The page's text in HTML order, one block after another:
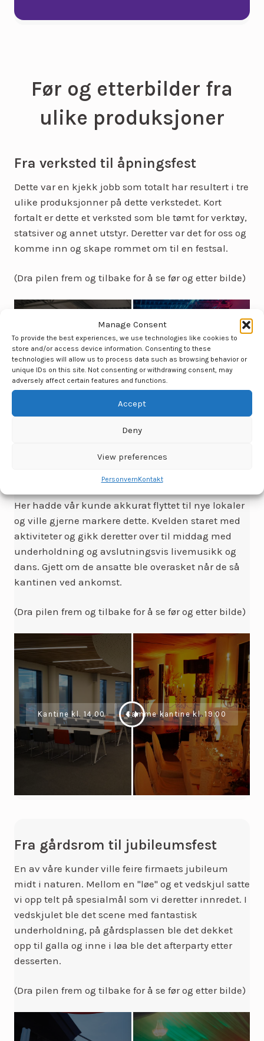
Manage Consent
To provide the best experiences, we use technologies like cookies to
store and/or access device information. Consenting to these
technologies will allow us to process data such as browsing behavior or
unique IDs on this site. Not consenting or withdrawing consent, may
adversely affect certain features and functions.
Accept
Deny
View preferences
PersonvernKontakt
Før og etterbilder fra
ulike produksjoner
Fra verksted til åpningsfest
Dette var en kjekk jobb som totalt har resultert i tre
ulike produksjonner på dette verkstedet. Kort
fortalt er dette et verksted som ble tømt for verktøy,
statsiver og annet utstyr. Deretter var det for oss og
komme inn og skape rommet om til en festsal.
(Dra pilen frem og tilbake for å se før og etter bilde)
Fra kantine til festmiddag
Her hadde vår kunde akkurat flyttet til nye lokaler
og ville gjerne markere dette. Kvelden staret med
aktiviteter og gikk deretter over til middag med
underholdning og avslutningsvis livemusikk og
dans. Gjett om de ansatte ble overasket når de så
kantinen ved ankomst.
(Dra pilen frem og tilbake for å se før og etter bilde)
Fra gårdsrom til jubileumsfest
En av våre kunder ville feire firmaets jubileum
midt i naturen. Mellom en "løe" og et vedskjul satte
vi opp telt på spesialmål som vi deretter innredet. I
vedskjulet ble det scene med fantastisk
underholdning, på gårdsplassen ble det dekket
opp til galla og inne i løa ble det afterparty etter
desserten.
(Dra pilen frem og tilbake for å se før og etter bilde)